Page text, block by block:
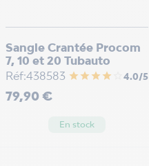
Sangle Crantée Procom
7, 10 et 20 Tubauto
Réf:438583 star star star star 4.0/5
Prix
79,90 €
En stock